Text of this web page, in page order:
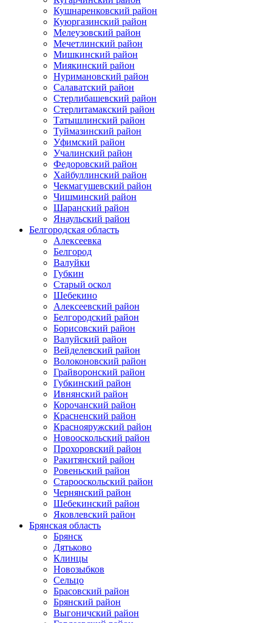
Кушнаренковский район
Куюргазинский район
Мелеузовский район
Мечетлинский район
Мишкинский район
Миякинский район
Нуримановский район
Салаватский район
Стерлибашевский район
Стерлитамакский район
Татышлинский район
Туймазинский район
Уфимский район
Учалинский район
Федоровский район
Хайбуллинский район
Чекмагушевский район
Чишминский район
Шаранский район
Янаульский район
Белгородская область
Алексеевка
Белгород
Валуйки
Губкин
Старый оскол
Шебекино
Алексеевский район
Белгородский район
Борисовский район
Валуйский район
Вейделевский район
Волоконовский район
Грайворонский район
Губкинский район
Ивнянский район
Корочанский район
Красненский район
Краснояружский район
Новооскольский район
Прохоровский район
Ракитянский район
Ровеньский район
Старооскольский район
Чернянский район
Шебекинский район
Яковлевский район
Брянская область
Брянск
Дятьково
Клинцы
Новозыбков
Сельцо
Брасовский район
Брянский район
Выгоничский район